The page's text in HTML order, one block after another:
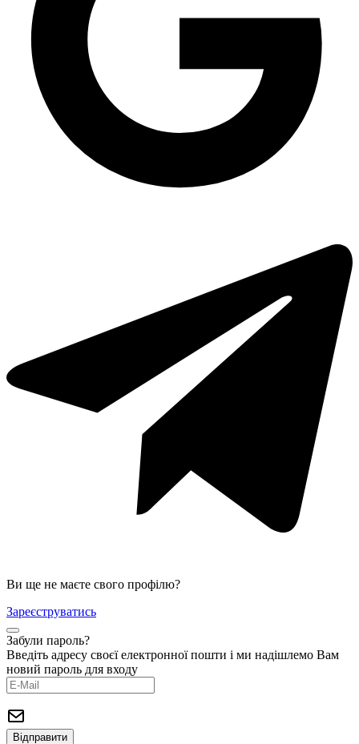
Пластикові стакани для напоїв
Купити підкладки харчові
Купити відра харчові
Миючий засіб для посуду 5 літрів ціна
Контейнер алюмінієвий без кришки R5G на 255 мл, 100 шт/уп
Одноразова упаковка ПС-530 на 4 ячейки, 110 шт/уп
Сріблясті лотки з фольги
Ви ще не маєте свого профілю?
Зареєструватись
Забули пароль?
Введіть адресу своєї електронної пошти і ми надішлемо Вам
новий пароль для входу